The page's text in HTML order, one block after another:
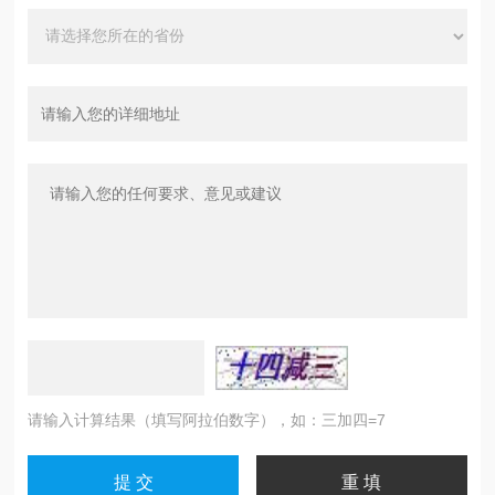
请输入计算结果（填写阿拉伯数字），如：三加四=7